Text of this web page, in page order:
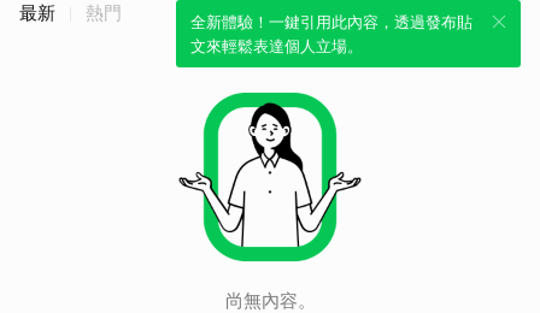
全新體驗！一鍵引用此內容，透過發布貼
文來輕鬆表達個人立場。
最新 熱門
尚無內容。